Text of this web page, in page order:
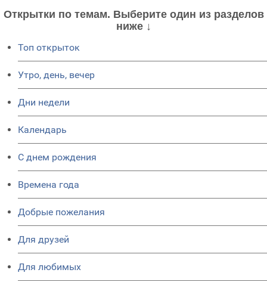
Открытки по темам. Выберите один из разделов
ниже ↓
Топ открыток
Утро, день, вечер
Дни недели
Календарь
C днем рождения
Времена года
Добрые пожелания
Для друзей
Для любимых